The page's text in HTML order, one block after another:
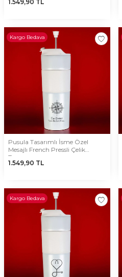
1.549,90 TL
Kargo Bedava
Pusula Tasarımlı İsme Özel
Mesajlı French Pressli Çelik
Termos
1.549,90 TL
Kargo Bedava